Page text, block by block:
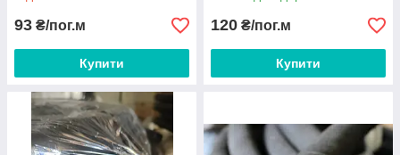
93 ₴/пог.м
Купити
120 ₴/пог.м
Купити